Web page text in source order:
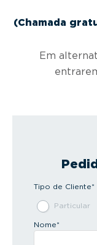
(Chamada
Em
Tipo de Cliente*
Particular
Nome*